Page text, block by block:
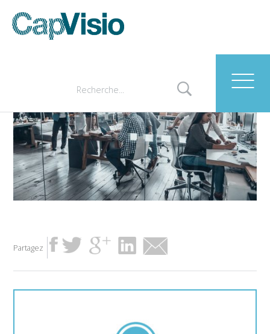
Successful team at work.
Partagez